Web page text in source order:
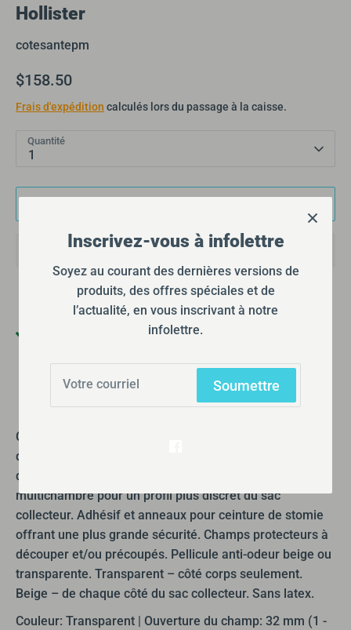
Hollister
cotesantepm
$158.50
Frais d'expédition calculés lors du passage à la caisse.
Quantité
1
Ramassage disponible à355 Boulevard Gréber
Afficher les informations de la boutique
Champ protecteur de port prolongé Flextend, plat. Valve
de contrôle d’écoulement améliorée. Matériau souple et
de forme profilée pour un plus grand contrôle. Design
multichambre pour un profil plus discret du sac
collecteur. Adhésif et anneaux pour ceinture de stomie
offrant une plus grande sécurité. Champs protecteurs à
découper et/ou précoupés. Pellicule anti-odeur beige ou
transparente. Transparent – côté corps seulement.
Beige – de chaque côté du sac collecteur. Sans latex.
Couleur: Transparent | Ouverture du champ: 32 mm (1 -
Inscrivez-vous à infolettre
Soyez au courant des dernières versions de
produits, des offres spéciales et de
l’actualité, en vous inscrivant à notre
infolettre.
Soumettre